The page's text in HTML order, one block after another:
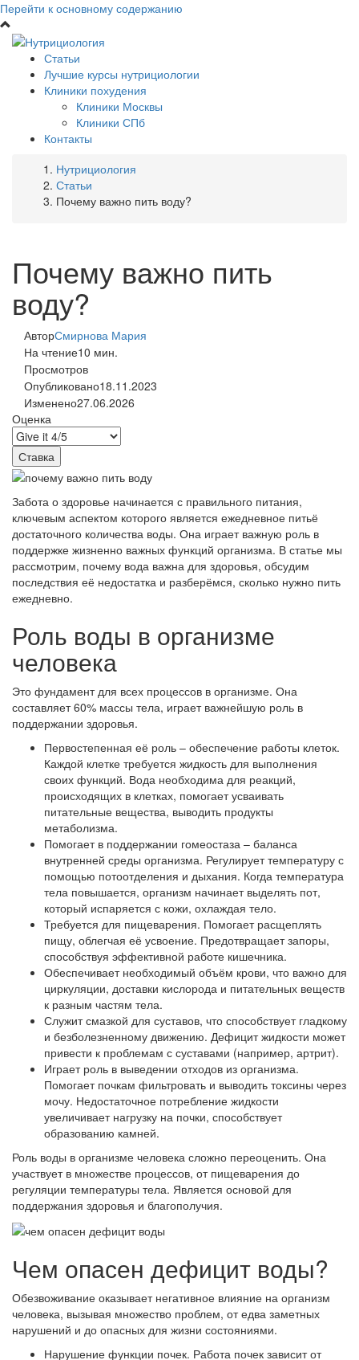
Перейти к основному содержанию
Статьи
Лучшие курсы нутрициологии
Клиники похудения
Клиники Москвы
Клиники СПб
Контакты
Нутрициология
Статьи
Почему важно пить воду?
Почему важно пить
воду?
АвторСмирнова Мария
На чтение10 мин.
Просмотров
Опубликовано18.11.2023
Изменено27.06.2026
Оценка
Забота о здоровье начинается с правильного питания,
ключевым аспектом которого является ежедневное питьё
достаточного количества воды. Она играет важную роль в
поддержке жизненно важных функций организма. В статье мы
рассмотрим, почему вода важна для здоровья, обсудим
последствия её недостатка и разберёмся, сколько нужно пить
ежедневно.
Роль воды в организме
человека
Это фундамент для всех процессов в организме. Она
составляет 60% массы тела, играет важнейшую роль в
поддержании здоровья.
Первостепенная её роль – обеспечение работы клеток.
Каждой клетке требуется жидкость для выполнения
своих функций. Вода необходима для реакций,
происходящих в клетках, помогает усваивать
питательные вещества, выводить продукты
метаболизма.
Помогает в поддержании гомеостаза – баланса
внутренней среды организма. Регулирует температуру с
помощью потоотделения и дыхания. Когда температура
тела повышается, организм начинает выделять пот,
который испаряется с кожи, охлаждая тело.
Требуется для пищеварения. Помогает расщеплять
пищу, облегчая её усвоение. Предотвращает запоры,
способствуя эффективной работе кишечника.
Обеспечивает необходимый объём крови, что важно для
циркуляции, доставки кислорода и питательных веществ
к разным частям тела.
Служит смазкой для суставов, что способствует гладкому
и безболезненному движению. Дефицит жидкости может
привести к проблемам с суставами (например, артрит).
Играет роль в выведении отходов из организма.
Помогает почкам фильтровать и выводить токсины через
мочу. Недостаточное потребление жидкости
увеличивает нагрузку на почки, способствует
образованию камней.
Роль воды в организме человека сложно переоценить. Она
участвует в множестве процессов, от пищеварения до
регуляции температуры тела. Является основой для
поддержания здоровья и благополучия.
Чем опасен дефицит воды?
Обезвоживание оказывает негативное влияние на организм
человека, вызывая множество проблем, от едва заметных
нарушений и до опасных для жизни состояниями.
Нарушение функции почек. Работа почек зависит от